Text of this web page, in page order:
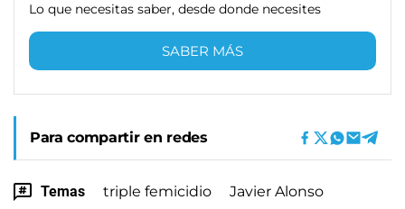
Lo que necesitas saber, desde donde necesites
SABER MÁS
Para compartir en redes
Temas triple femicidio
Javier Alonso